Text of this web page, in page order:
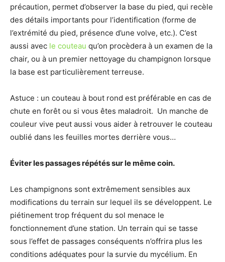
précaution, permet d’observer la base du pied, qui recèle
des détails importants pour l’identification (forme de
l’extrémité du pied, présence d’une volve, etc.). C’est
aussi avec le couteau qu’on procèdera à un examen de la
chair, ou à un premier nettoyage du champignon lorsque
la base est particulièrement terreuse.
Astuce : un couteau à bout rond est préférable en cas de
chute en forêt ou si vous êtes maladroit. Un manche de
couleur vive peut aussi vous aider à retrouver le couteau
oublié dans les feuilles mortes derrière vous…
Éviter les passages répétés sur le même coin.
Les champignons sont extrêmement sensibles aux
modifications du terrain sur lequel ils se développent. Le
piétinement trop fréquent du sol menace le
fonctionnement d’une station. Un terrain qui se tasse
sous l’effet de passages conséquents n’offrira plus les
conditions adéquates pour la survie du mycélium. En